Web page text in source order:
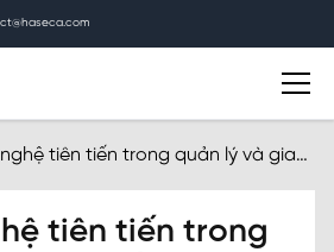
tiên tiến trong quản lý và giao
tiên tiến trong